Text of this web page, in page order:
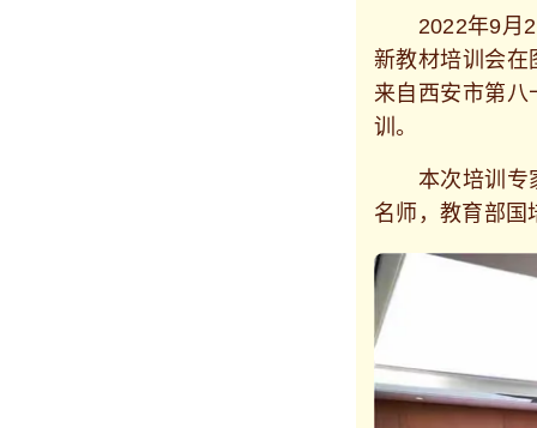
2022年9月21
新教材培训会在
来自西安市第八
训。
本次培训专家
名师，教育部国